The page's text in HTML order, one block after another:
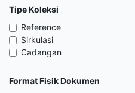
Tipe Koleksi
Reference
Sirkulasi
Cadangan
Format Fisik Dokumen